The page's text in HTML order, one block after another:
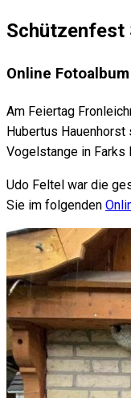
Schützenfest
Online
Am Feiertag
Hubertus
Vogelstange in Farks
Udo Feltel war die
Sie im folgenden